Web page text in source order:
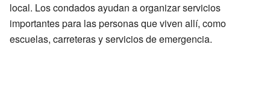
local. Los condados ayudan a organizar servicios
importantes para las personas que viven allí, como
escuelas, carreteras y servicios de emergencia.